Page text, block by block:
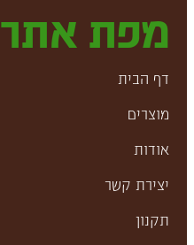
מפת אתר
דף הבית
מוצרים
אודות
יצירת קשר
תקנון